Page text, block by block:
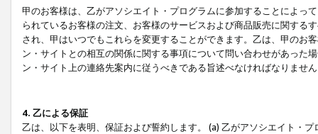
甲のお客様は、乙がアソシエイト・プログラムに参加することによっ
られているお客様の注文、お客様のサービスおよび商品販売に関する
され、甲はいつでもこれらを変更することができます。乙は、甲のお
ン・サイトとの相互の関係に関する事項について問い合わせがあった
ン・サイト上の連絡先案内に従うべきである旨述べなければなりませ
4. 乙による保証
乙は、以下を表明、保証および誓約します。 (a) 乙がアソシエイト・